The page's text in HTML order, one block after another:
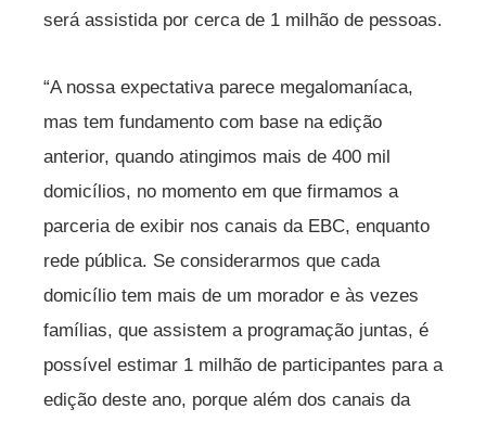
será assistida por cerca de 1 milhão de pessoas.
“A nossa expectativa parece megalomaníaca,
mas tem fundamento com base na edição
anterior, quando atingimos mais de 400 mil
domicílios, no momento em que firmamos a
parceria de exibir nos canais da EBC, enquanto
rede pública. Se considerarmos que cada
domicílio tem mais de um morador e às vezes
famílias, que assistem a programação juntas, é
possível estimar 1 milhão de participantes para a
edição deste ano, porque além dos canais da